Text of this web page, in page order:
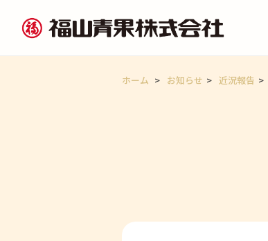
ホーム > お知らせ > 近況報告 >